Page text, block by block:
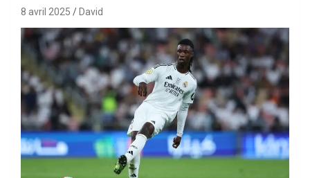
8 avril 2025 David